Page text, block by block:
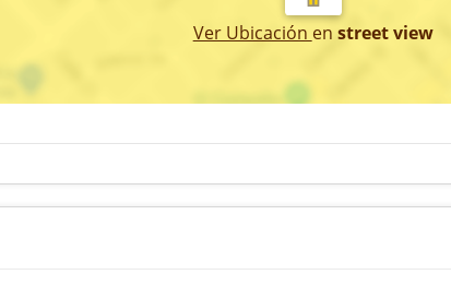
Ver Ubicación en street view